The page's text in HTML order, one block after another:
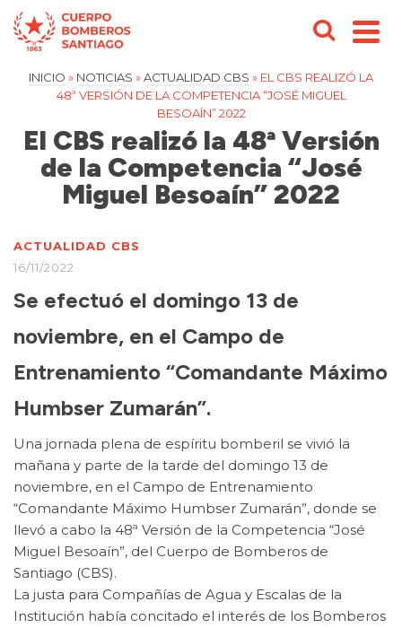
INICIO » NOTICIAS »ACTUALIDAD CBS » EL CBS REALIZÓ LA
48ª VERSIÓN DE LA COMPETENCIA “JOSÉ MIGUEL
BESOAÍN” 2022
El CBS realizó la 48ª Versión
de la Competencia “José
Miguel Besoaín” 2022
ACTUALIDAD CBS
16/11/2022
Se efectuó el domingo 13 de
noviembre, en el Campo de
Entrenamiento “Comandante Máximo
Humbser Zumarán”.
Una jornada plena de espíritu bomberil se vivió la
mañana y parte de la tarde del domingo 13 de
noviembre, en el Campo de Entrenamiento
“Comandante Máximo Humbser Zumarán”, donde se
llevó a cabo la 48ª Versión de la Competencia “José
Miguel Besoaín”, del Cuerpo de Bomberos de
Santiago (CBS).
La justa para Compañías de Agua y Escalas de la
Institución había concitado el interés de los Bomberos